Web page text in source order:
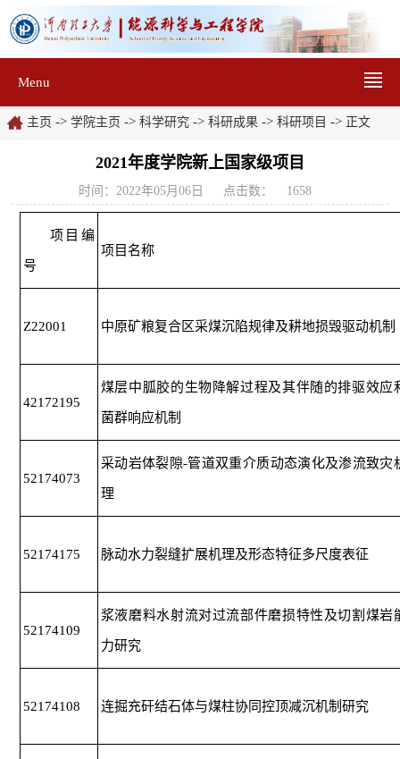
Menu
主页 -> 学院主页 -> 科学研究 -> 科研成果 -> 科研项目 -> 正文
2021年度学院新上国家级项目
时间：2022年05月06日 点击数： 1658
项目编
号
项目名称
Z22001 中原矿粮复合区采煤沉陷规律及耕地损毁驱动机制
42172195
煤层中胍胶的生物降解过程及其伴随的排驱效应
菌群响应机制
52174073
采动岩体裂隙-管道双重介质动态演化及渗流致灾
理
52174175 脉动水力裂缝扩展机理及形态特征多尺度表征
52174109
浆液磨料水射流对过流部件磨损特性及切割煤岩
力研究
52174108 连掘充矸结石体与煤柱协同控顶减沉机制研究